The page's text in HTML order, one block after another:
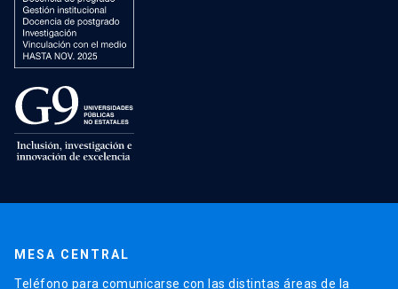
MESA CENTRAL
Teléfono para comunicarse con las distintas áreas de la